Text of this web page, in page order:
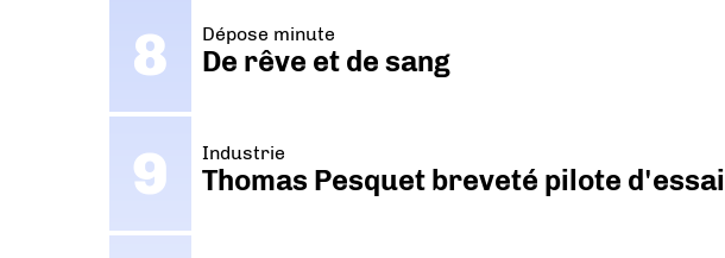
Dépose minute
De rêve et de sang
Industrie
Thomas Pesquet breveté pilote d'essai